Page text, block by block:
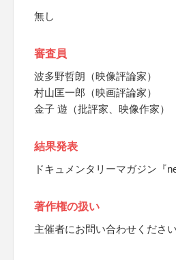
無し
審査員
波多野哲朗（映像評論家）
村山匡一郎（映画評論家）
金子 遊（批評家、映像作家）
結果発表
ドキュメンタリーマガジン『
著作権の扱い
主催者にお問い合わせください